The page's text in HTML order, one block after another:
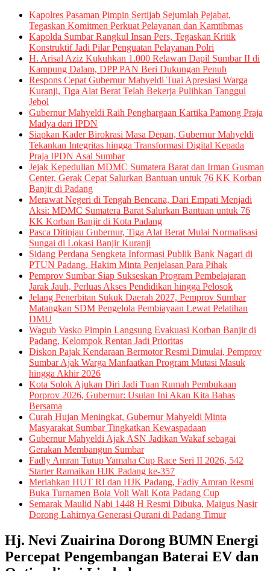
Kapolres Pasaman Pimpin Sertijab Sejumlah Pejabat,
Tegaskan Komitmen Perkuat Pelayanan dan Kamtibmas
Kapolda Sumbar Rangkul Insan Pers, Tegaskan Kritik
Konstruktif Jadi Pilar Penguatan Pelayanan Polri
H. Arisal Aziz Kukuhkan 1.000 Relawan Dapil Sumbar II di
Kampung Dalam, DPP PAN Beri Dukungan Penuh
Respons Cepat Gubernur Mahyeldi Tuai Apresiasi Warga
Kuranji, Tiga Alat Berat Telah Bekerja Pulihkan Tanggul
Jebol
Gubernur Mahyeldi Raih Penghargaan Kartika Pamong Praja
Madya dari IPDN
Siapkan Kader Birokrasi Masa Depan, Gubernur Mahyeldi
Tekankan Integritas hingga Transformasi Digital Kepada
Praja IPDN Asal Sumbar
Jejak Kepedulian MDMC Sumatera Barat dan Irman Gusman
Center, Gerak Cepat Salurkan Bantuan untuk 76 KK Korban
Banjir di Padang
Merawat Negeri di Tengah Bencana, Dari Empati Menjadi
Aksi: MDMC Sumatera Barat Salurkan Bantuan untuk 76
KK Korban Banjir di Kota Padang
Pasca Ditinjau Gubernur, Tiga Alat Berat Mulai Normalisasi
Sungai di Lokasi Banjir Kuranji
Sidang Perdana Sengketa Informasi Publik Bank Nagari di
PTUN Padang, Hakim Minta Penjelasan Para Pihak
Pemprov Sumbar Siap Sukseskan Program Pembelajaran
Jarak Jauh, Perluas Akses Pendidikan hingga Pelosok
Jelang Penerbitan Sukuk Daerah 2027, Pemprov Sumbar
Matangkan SDM Pengelola Pembiayaan Lewat Pelatihan
DMU
Wagub Vasko Pimpin Langsung Evakuasi Korban Banjir di
Padang, Kelompok Rentan Jadi Prioritas
Diskon Pajak Kendaraan Bermotor Resmi Dimulai, Pemprov
Sumbar Ajak Warga Manfaatkan Program Mutasi Masuk
hingga Akhir 2026
Kota Solok Ajukan Diri Jadi Tuan Rumah Pembukaan
Porprov 2026, Gubernur: Usulan Ini Akan Kita Bahas
Bersama
Curah Hujan Meningkat, Gubernur Mahyeldi Minta
Masyarakat Sumbar Tingkatkan Kewaspadaan
Gubernur Mahyeldi Ajak ASN Jadikan Wakaf sebagai
Gerakan Membangun Sumbar
Fadly Amran Tutup Yamaha Cup Race Seri II 2026, 542
Starter Ramaikan HJK Padang ke-357
Meriahkan HUT RI dan HJK Padang, Fadly Amran Resmi
Buka Turnamen Bola Voli Wali Kota Padang Cup
Semarak Maulid Nabi 1448 H Resmi Dibuka, Maigus Nasir
Dorong Lahirnya Generasi Qurani di Padang Timur
Hj. Nevi Zuairina Dorong BUMN Energi
Percepat Pengembangan Baterai EV dan